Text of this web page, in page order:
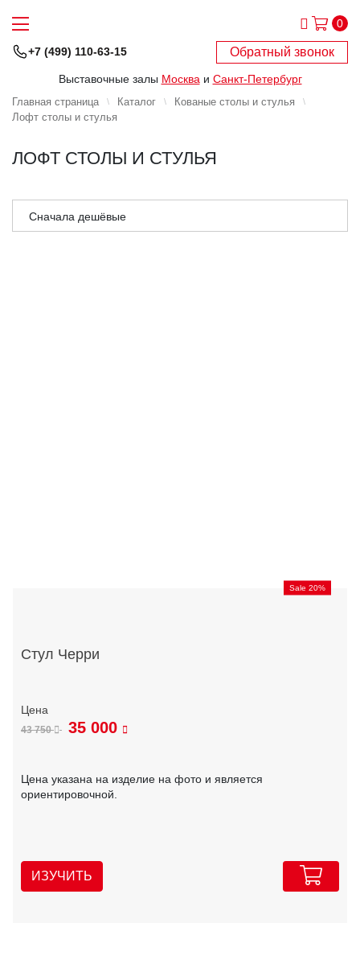
0
+7 (499) 110-63-15 Обратный звонок
Выставочные залы Москва и Санкт-Петербург
Главная страница Каталог
Кованые столы и стулья
Лофт столы и стулья
ЛОФТ СТОЛЫ И СТУЛЬЯ
Сначала дешёвые
Sale 20%
Стул Черри
43 750 35 000
Цена указана на изделие на фото и является
ориентировочной.
ИЗУЧИТЬ